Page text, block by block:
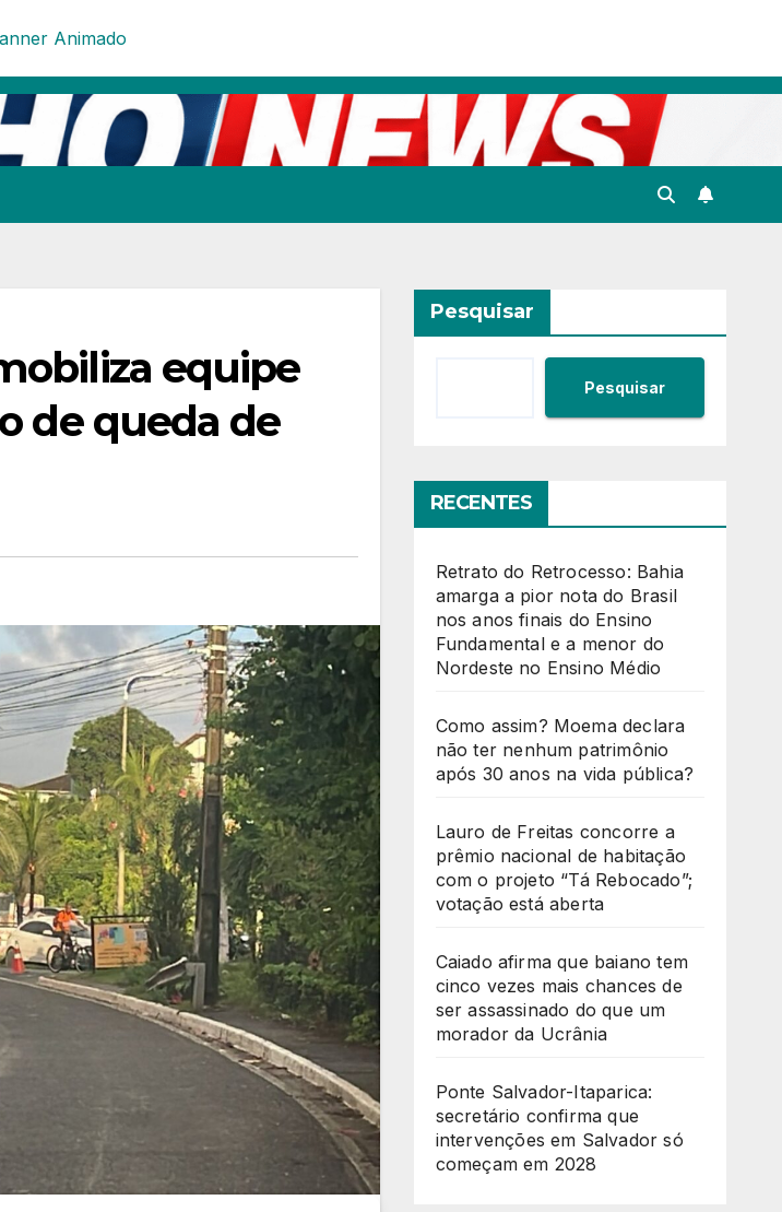
equipe
de queda de
Pesquisar
Pesquisar
RECENTES
Retrato do Retrocesso: Bahia
amarga a pior nota do Brasil
nos anos finais do Ensino
Fundamental e a menor do
Nordeste no Ensino Médio
Como assim? Moema declara
não ter nenhum patrimônio
após 30 anos na vida pública?
Lauro de Freitas concorre a
prêmio nacional de habitação
com o projeto “Tá Rebocado”;
votação está aberta
Caiado afirma que baiano tem
cinco vezes mais chances de
ser assassinado do que um
morador da Ucrânia
Ponte Salvador-Itaparica:
secretário confirma que
intervenções em Salvador só
começam em 2028